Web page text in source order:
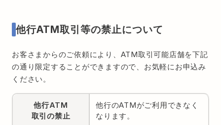
他行ATM取引等の禁止について
お客さまからのご依頼により、ATM取引可能店舗を下記
の通り限定することができますので、お気軽にお申込み
ください。
他行ATM
取引の禁止
他行のATMがご利用できなく
なります。